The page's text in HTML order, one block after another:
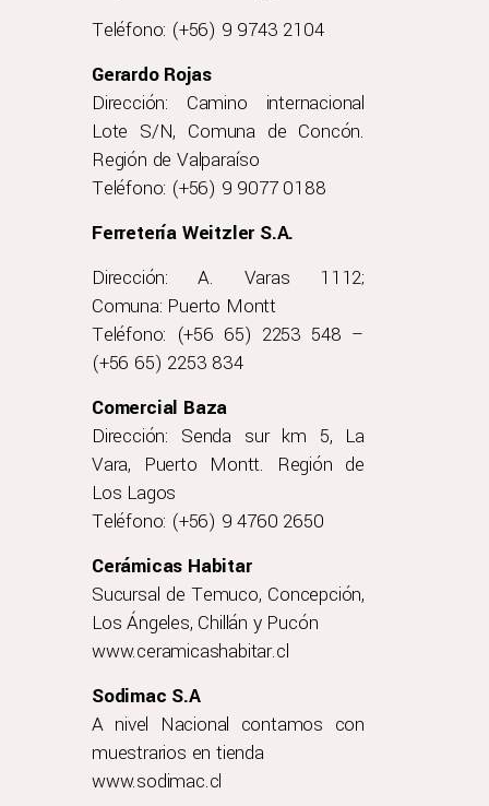
Teléfono: (+56) 9 9743 2104
Gerardo Rojas
Dirección: Camino internacional
Lote S/N, Comuna de Concón.
Región de Valparaíso
Teléfono: (+56) 9 9077 0188
Ferretería Weitzler S.A.
Dirección: A. Varas 1112;
Comuna: Puerto Montt
Teléfono: (+56 65) 2253 548 –
(+56 65) 2253 834
Comercial Baza
Dirección: Senda sur km 5, La
Vara, Puerto Montt. Región de
Los Lagos
Teléfono: (+56) 9 4760 2650
Cerámicas Habitar
Sucursal de Temuco, Concepción,
Los Ángeles, Chillán y Pucón
www.ceramicashabitar.cl
Sodimac S.A
A nivel Nacional contamos con
muestrarios en tienda
www.sodimac.cl